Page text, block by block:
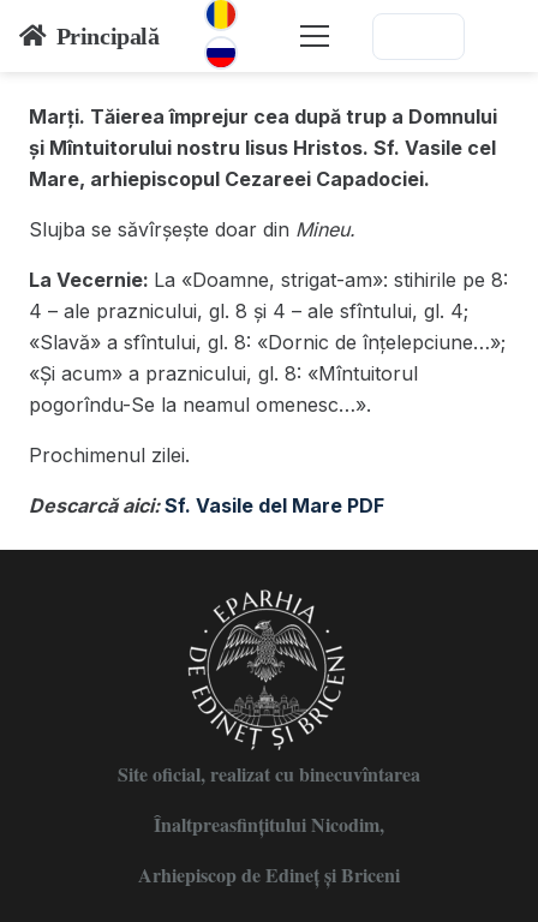
Principală
Marți. Tăierea împrejur cea după trup a Domnului
și Mîntuitorului nostru Iisus Hristos. Sf. Vasile cel
Mare, arhiepiscopul Cezareei Capadociei.
Slujba se săvîrșește doar din Mineu.
La Vecernie: La «Doamne, strigat-am»: stihirile pe 8:
4 – ale praznicului, gl. 8 și 4 – ale sfîntului, gl. 4;
«Slavă» a sfîntului, gl. 8: «Dornic de înțelepciune…»;
«Și acum» a praznicului, gl. 8: «Mîntuitorul
pogorîndu-Se la neamul omenesc…».
Prochimenul zilei.
Descarcă aici: Sf. Vasile del Mare PDF
Site oficial, realizat cu binecuvîntarea
Înaltpreasfințitului Nicodim,
Arhiepiscop de Edineţ şi Briceni